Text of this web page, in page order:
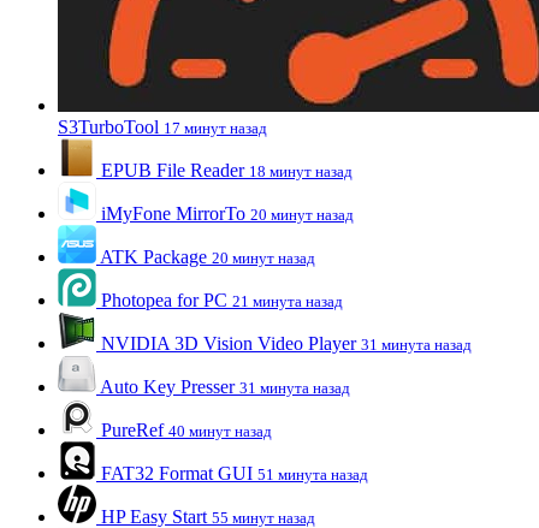
S3TurboTool 17 минут назад
EPUB File Reader 18 минут назад
iMyFone MirrorTo 20 минут назад
ATK Package 20 минут назад
Photopea for PC 21 минута назад
NVIDIA 3D Vision Video Player 31 минута назад
Auto Key Presser 31 минута назад
PureRef 40 минут назад
FAT32 Format GUI 51 минута назад
HP Easy Start 55 минут назад